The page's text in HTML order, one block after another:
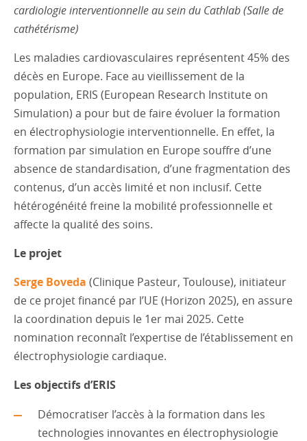
cardiologie interventionnelle au sein du Cathlab (Salle de
cathétérisme)
Les maladies cardiovasculaires représentent 45% des
décès en Europe. Face au vieillissement de la
population, ERIS (European Research Institute on
Simulation) a pour but de faire évoluer la formation
en électrophysiologie interventionnelle. En effet, la
formation par simulation en Europe souffre d’une
absence de standardisation, d’une fragmentation des
contenus, d’un accès limité et non inclusif. Cette
hétérogénéité freine la mobilité professionnelle et
affecte la qualité des soins.
Le projet
Serge Boveda (Clinique Pasteur, Toulouse), initiateur
de ce projet financé par l’UE (Horizon 2025), en assure
la coordination depuis le 1er mai 2025. Cette
nomination reconnaît l’expertise de l’établissement en
électrophysiologie cardiaque.
Les objectifs d’ERIS
Démocratiser l’accès à la formation dans les
technologies innovantes en électrophysiologie